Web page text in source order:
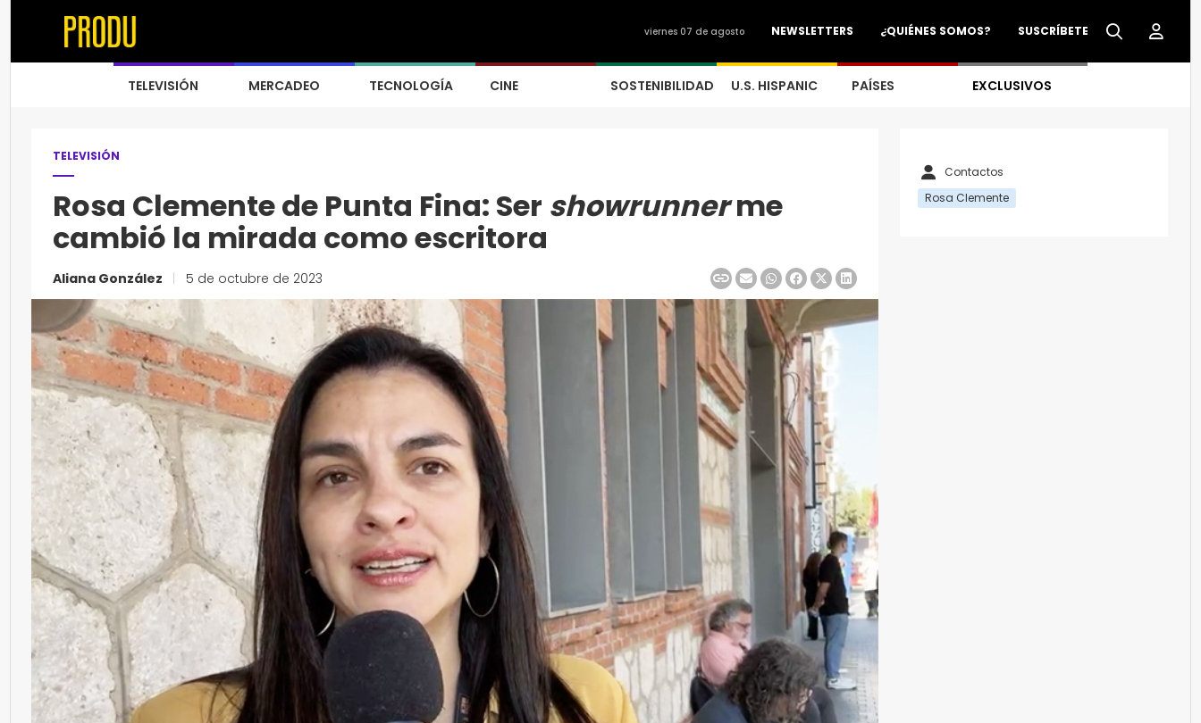
SUSCRÍBETE
¿QUIÉNES SOMOS?
NEWSLETTERS
viernes 07 de agosto
TELEVISIÓN MERCADEO TECNOLOGÍA CINE SOSTENIBILIDAD U.S. HISPANIC PAÍSES EXCLUSIVOS
TELEVISIÓN
Rosa Clemente de Punta Fina: Ser showrunnerme
cambió la mirada como escritora
Aliana González 5 de octubre de 2023
Contactos
Rosa Clemente